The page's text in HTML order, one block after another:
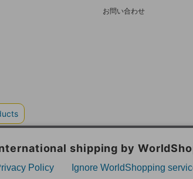
お問い合わせ
GREEN 採用情報